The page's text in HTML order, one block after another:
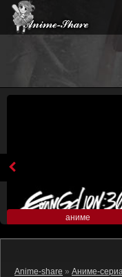
аниме
Anime-share » Аниме-